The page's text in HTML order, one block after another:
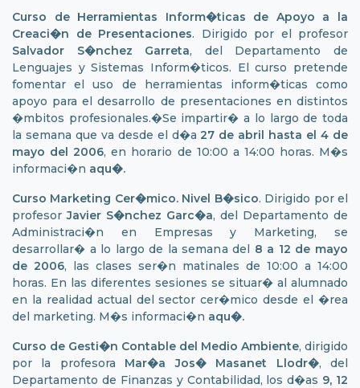
Curso de Herramientas Inform�ticas de Apoyo a la
Creaci�n de Presentaciones. Dirigido por el profesor
Salvador S�nchez Garreta, del Departamento de
Lenguajes y Sistemas Inform�ticos. El curso pretende
fomentar el uso de herramientas inform�ticas como
apoyo para el desarrollo de presentaciones en distintos
�mbitos profesionales.�Se impartir� a lo largo de toda
la semana que va desde el d�a 27 de abril hasta el 4 de
mayo del 2006, en horario de 10:00 a 14:00 horas. M�s
informaci�n aqu�.
Curso Marketing Cer�mico. Nivel B�sico. Dirigido por el
profesorJavier S�nchez Garc�a, del Departamento de
Administraci�n en Empresas y Marketing, se
desarrollar� a lo largo de la semana del 8 a 12 de mayo
de 2006, las clases ser�n matinales de 10:00 a 14:00
horas. En las diferentes sesiones se situar� al alumnado
en la realidad actual del sector cer�mico desde el �rea
del marketing. M�s informaci�n aqu�.
Curso de Gesti�n Contable del Medio Ambiente, dirigido
por la profesora Mar�a Jos� Masanet Llodr�, del
Departamento de Finanzas y Contabilidad, los d�as 9, 12